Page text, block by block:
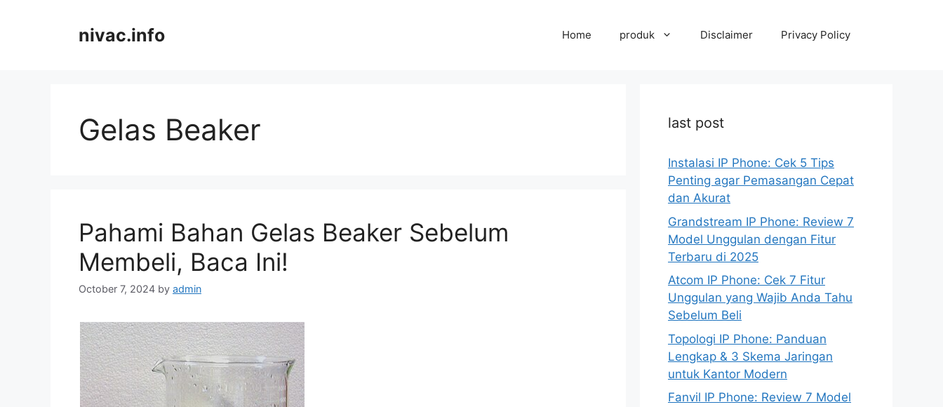
nivac.info Home produk Disclaimer Privacy Policy
Gelas Beaker
Pahami Bahan Gelas Beaker Sebelum
Membeli, Baca Ini!
October 7, 2024 by admin
last post
Instalasi IP Phone: Cek 5 Tips
Penting agar Pemasangan Cepat
dan Akurat
Grandstream IP Phone: Review 7
Model Unggulan dengan Fitur
Terbaru di 2025
Atcom IP Phone: Cek 7 Fitur
Unggulan yang Wajib Anda Tahu
Sebelum Beli
Topologi IP Phone: Panduan
Lengkap & 3 Skema Jaringan
untuk Kantor Modern
Fanvil IP Phone: Review 7 Model